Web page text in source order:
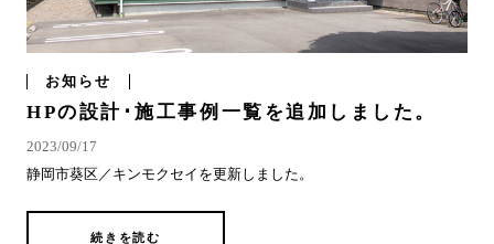
お知らせ
HPの設計･施工事例一覧を追加しました。
2023/09/17
静岡市葵区／キンモクセイを更新しました。
続きを読む